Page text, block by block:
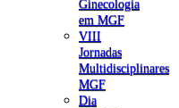
Ginecologia
em MGF
VIII
Jornadas
Multidisciplinares
MGF
Dia